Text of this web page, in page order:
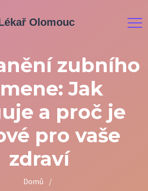
zubního
Jak
a proč je
pro vaše
zdraví
Domů
/